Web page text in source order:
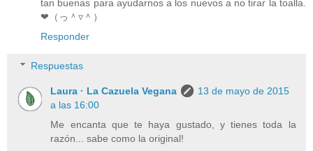
tan buenas para ayudarnos a los nuevos a no tirar la toalla.
❤（っ＾▿＾）
Responder
Respuestas
Laura · La Cazuela Vegana
13 de mayo de 2015
a las 16:00
Me encanta que te haya gustado, y tienes toda la
razón... sabe como la original!